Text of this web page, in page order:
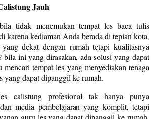
Jauh
tidak menemukan tempat les baca tulis
karena kediaman Anda berada di tepian kota,
dekat dengan rumah tetapi kualitasnya
bila ini yang dirasakan, ada solusi yang dapat
tempat les yang menyediakan tenaga
yang dapat dipanggil ke rumah.
calistung profesional tak hanya punya
media pembelajaran yang komplit, tetapi
guru les yang dapat dipanggil ke rumah.